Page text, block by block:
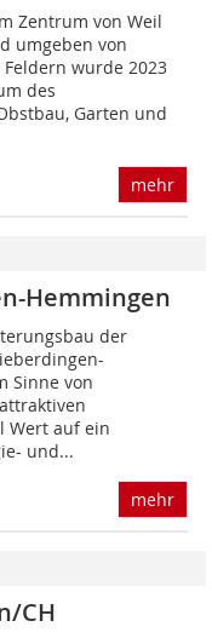
Zentrum von Weil
umgeben von
wurde 2023
des
Garten und
mehr
Hemmingen
der
Sinne von
Wert auf ein
und...
mehr
CH